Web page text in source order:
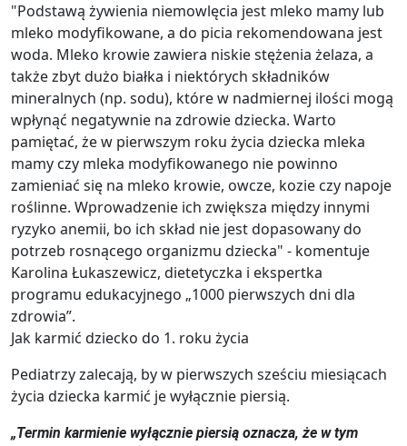
"Podstawą żywienia niemowlęcia jest mleko mamy lub
mleko modyfikowane, a do picia rekomendowana jest
woda. Mleko krowie zawiera niskie stężenia żelaza, a
także zbyt dużo białka i niektórych składników
mineralnych (np. sodu), które w nadmiernej ilości mogą
wpłynąć negatywnie na zdrowie dziecka. Warto
pamiętać, że w pierwszym roku życia dziecka mleka
mamy czy mleka modyfikowanego nie powinno
zamieniać się na mleko krowie, owcze, kozie czy napoje
roślinne. Wprowadzenie ich zwiększa między innymi
ryzyko anemii, bo ich skład nie jest dopasowany do
potrzeb rosnącego organizmu dziecka" - komentuje
Karolina Łukaszewicz, dietetyczka i ekspertka
programu edukacyjnego „1000 pierwszych dni dla
zdrowia”.
Jak karmić dziecko do 1. roku życia
Pediatrzy zalecają, by w pierwszych sześciu miesiącach
życia dziecka karmić je wyłącznie piersią.
„Termin karmienie wyłącznie piersią oznacza, że w tym